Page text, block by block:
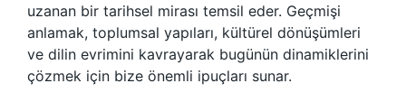
uzanan bir tarihsel mirası temsil eder. Geçmişi
anlamak, toplumsal yapıları, kültürel dönüşümleri
ve dilin evrimini kavrayarak bugünün dinamiklerini
çözmek için bize önemli ipuçları sunar.